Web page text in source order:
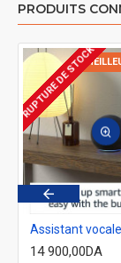
PRODUITS
RUPTURE DE STOCK
14 900,00DA